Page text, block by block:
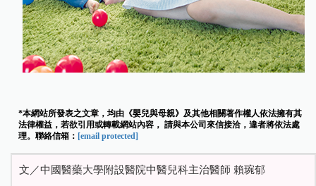
*本網站所發表之文章，均由《嬰兒與母親》及其他相關著作權人依法擁有其
法律權益，若欲引用或轉載網站內容， 請與本公司來信接洽，違者將依法處
理。聯絡信箱： [email protected]
文／中國醫藥大學附設醫院中醫兒科主治醫師 賴琬郁